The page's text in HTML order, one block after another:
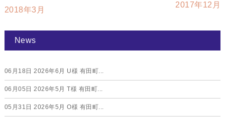
2018年3月
2017年12月
News
06月18日 2026年6月 U様 有田町...
06月05日 2026年5月 T様 有田町...
05月31日 2026年5月 O様 有田町...